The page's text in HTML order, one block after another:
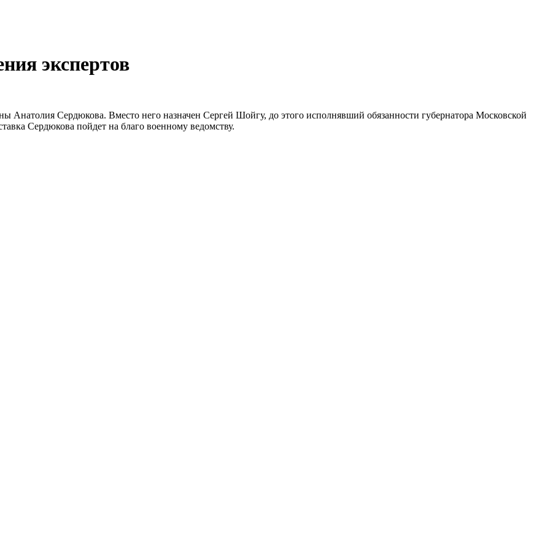
экспертов
Анатолия Сердюкова. Вместо него назначен Сергей Шойгу, до этого исполнявший обязанности губернатора Московской
Сердюкова пойдет на благо военному ведомству.